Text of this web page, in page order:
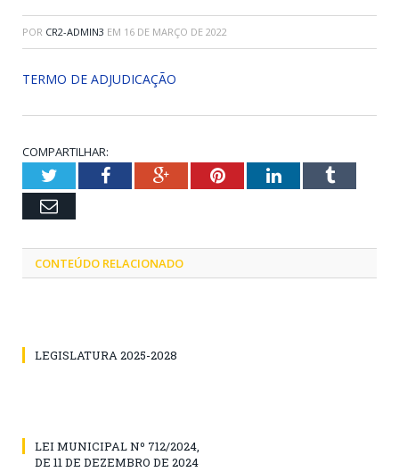
POR CR2-ADMIN3 EM 16 DE MARÇO DE 2022
TERMO DE ADJUDICAÇÃO
COMPARTILHAR:
TwitterFacebookGoogle+PinterestLinkedInTumblr
Email
CONTEÚDO RELACIONADO
LEGISLATURA 2025-2028
LEI MUNICIPAL Nº 712/2024,
DE 11 DE DEZEMBRO DE 2024